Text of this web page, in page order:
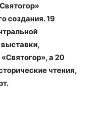
создания. 19
а 20
чтения,